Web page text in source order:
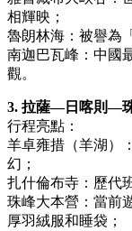
相輝映；
魯朗林海：被譽為
南迦巴瓦峰：中國
觀。
3. 拉薩—日喀則—珠
行程亮點：
羊卓雍措（羊湖）
幻；
扎什倫布寺：歷代
珠峰大本營：當前
厚羽絨服和睡袋；